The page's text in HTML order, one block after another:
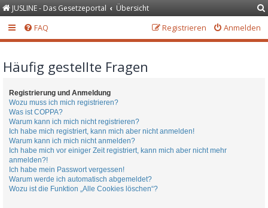
JUSLINE - Das Gesetzeportal Übersicht
FAQ Anmelden
Registrieren
Häufig gestellte Fragen
Registrierung und Anmeldung
Wozu muss ich mich registrieren?
Was ist COPPA?
Warum kann ich mich nicht registrieren?
Ich habe mich registriert, kann mich aber nicht anmelden!
Warum kann ich mich nicht anmelden?
Ich habe mich vor einiger Zeit registriert, kann mich aber nicht mehr
anmelden?!
Ich habe mein Passwort vergessen!
Warum werde ich automatisch abgemeldet?
Wozu ist die Funktion „Alle Cookies löschen“?